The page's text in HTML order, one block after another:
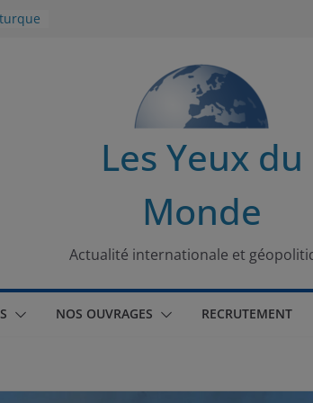
Les Yeux du
Monde
Actualité internationale et
NOS OUVRAGES RECRUTEMENT